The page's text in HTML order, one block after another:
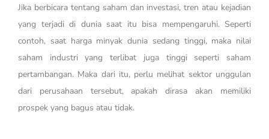
Jika berbicara tentang saham dan investasi, tren atau kejadian
yang terjadi di dunia saat itu bisa mempengaruhi. Seperti
contoh, saat harga minyak dunia sedang tinggi, maka nilai
saham industri yang terlibat juga tinggi seperti saham
pertambangan. Maka dari itu, perlu melihat sektor unggulan
dari perusahaan tersebut, apakah dirasa akan memiliki
prospek yang bagus atau tidak.